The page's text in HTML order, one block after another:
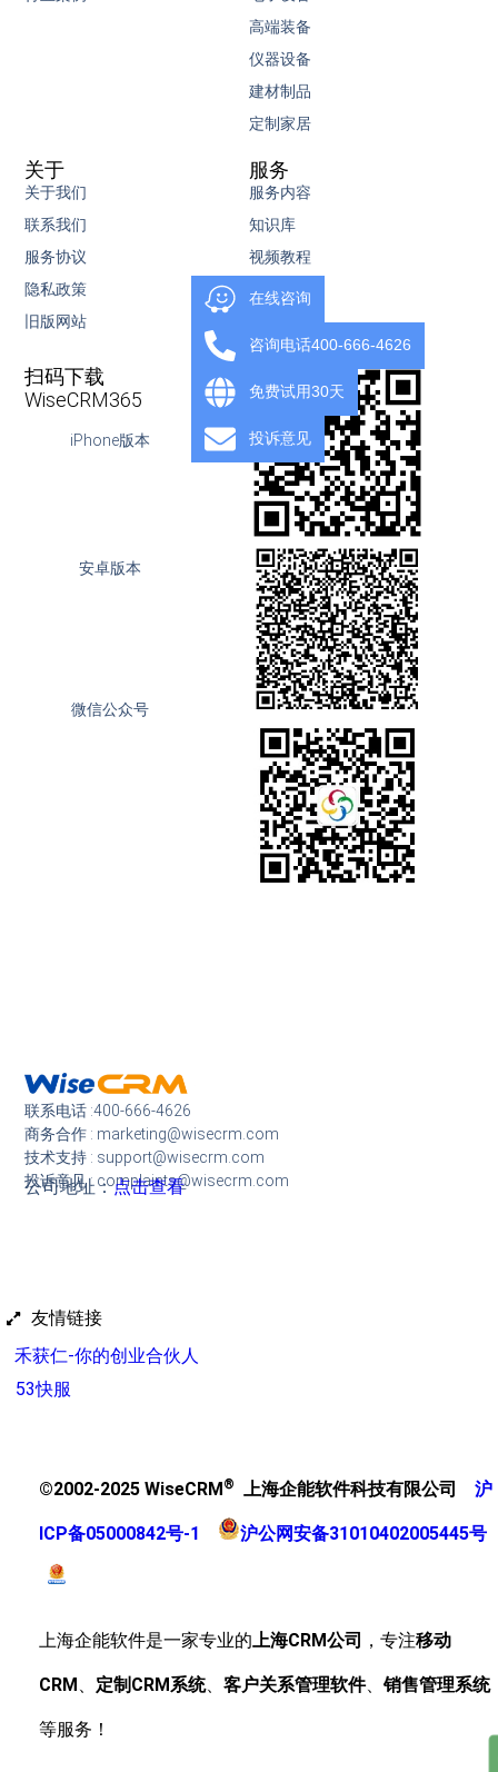
联系电话 :400-666-4626
商务合作 : marketing@wisecrm.com
技术支持 : support@wisecrm.com
投诉意见 : complaints@wisecrm.com
公司地址：点击查看
高端装备
仪器设备
建材制品
定制家居
服务
服务内容
知识库
视频教程
下载
关于
关于我们
联系我们
服务协议
隐私政策
旧版网站
扫码下载
WiseCRM365
iPhone版本
安卓版本
微信公众号
友情链接
禾获仁-你的创业合伙人
53快服
©2002-2025 WiseCRM ® 上海企能软件科技有限公司 沪
ICP备05000842号-1 沪公网安备31010402005445号
上海企能软件是一家专业的上海CRM公司 ，专注移动
CRM 、 定制CRM系统、 客户关系管理软件、销售管理系统
等服务！
在线咨询
咨询电话400-666-4626
免费试用30天
投诉意见